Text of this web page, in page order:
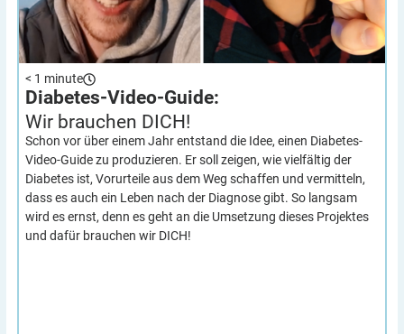
< 1 minute
Diabetes-Video-Guide:
Wir brauchen DICH!
Schon vor über einem Jahr entstand die Idee, einen Diabetes-
Video-Guide zu produzieren. Er soll zeigen, wie vielfältig der
Diabetes ist, Vorurteile aus dem Weg schaffen und vermitteln,
dass es auch ein Leben nach der Diagnose gibt. So langsam
wird es ernst, denn es geht an die Umsetzung dieses Projektes
und dafür brauchen wir DICH!